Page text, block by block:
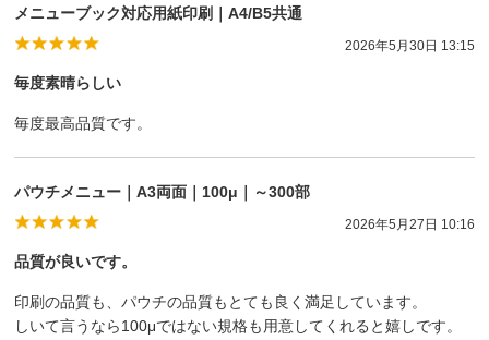
メニューブック対応用紙印刷｜A4/B5共通
2026年5月30日 13:15
毎度素晴らしい
毎度最高品質です。
パウチメニュー｜A3両面｜100μ｜～300部
2026年5月27日 10:16
品質が良いです。
印刷の品質も、パウチの品質もとても良く満足しています。
しいて言うなら100μではない規格も用意してくれると嬉しです。